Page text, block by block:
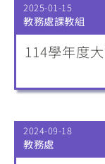
2025-01-15
教務處課教組
114學年度
2024-09-18
教務處